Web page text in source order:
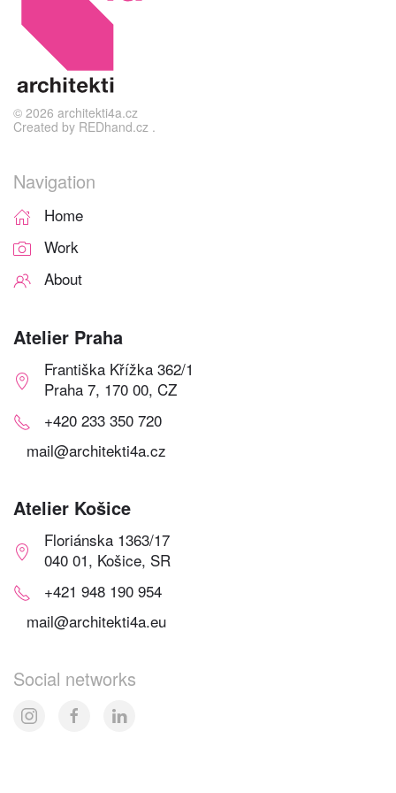
© 2026 architekti4a.cz
Created by REDhand.cz .
Navigation
Home
Work
About
Atelier Praha
Františka Křížka 362/1
Praha 7, 170 00, CZ
+420 233 350 720
mail@architekti4a.cz
Atelier Košice
Floriánska 1363/17
040 01, Košice, SR
+421 948 190 954
mail@architekti4a.eu
Social networks